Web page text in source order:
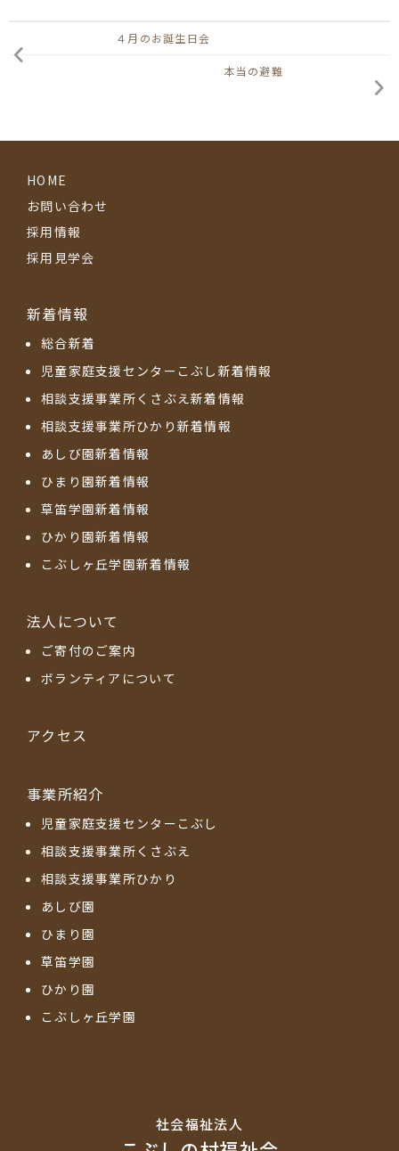
４月のお誕生日会
本当の避難
HOME
お問い合わせ
採用情報
採用見学会
新着情報
総合新着
児童家庭支援センターこぶし新着情報
相談支援事業所くさぶえ新着情報
相談支援事業所ひかり新着情報
あしび園新着情報
ひまり園新着情報
草笛学園新着情報
ひかり園新着情報
こぶしヶ丘学園新着情報
法人について
ご寄付のご案内
ボランティアについて
アクセス
事業所紹介
児童家庭支援センターこぶし
相談支援事業所くさぶえ
相談支援事業所ひかり
あしび園
ひまり園
草笛学園
ひかり園
こぶしヶ丘学園
社会福祉法⼈